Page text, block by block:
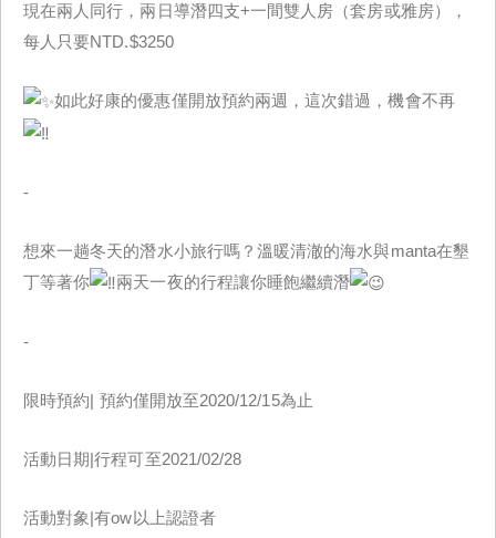
現在兩人同行，兩日導潛四支+一間雙人房（套房或雅房），
每人只要NTD.$3250
如此好康的優惠僅開放預約兩週，這次錯過，機會不再
-
想來一趟冬天的潛水小旅行嗎？溫暖清澈的海水與manta在墾
丁等著你
兩天一夜的行程讓你睡飽繼續潛
-
限時預約| 預約僅開放至2020/12/15為止
活動日期|行程可至2021/02/28
活動對象|有ow以上認證者